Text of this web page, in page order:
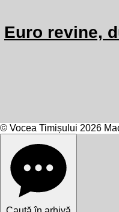
Euro revine,
© Vocea Timișului 2026